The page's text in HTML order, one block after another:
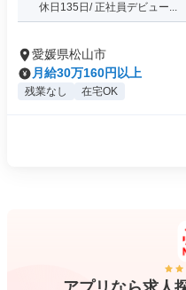
休日135日/ 正社員デビュー...
愛媛県松山市
月給30万160円以上
残業なし 在宅OK